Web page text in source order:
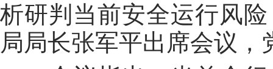
析研判当前安全运行风
局局长张军平出席会议